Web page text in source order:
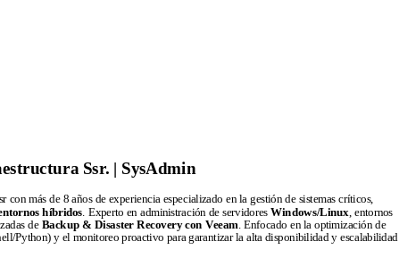
Ssr. | SysAdmin
más de 8 años de experiencia especializado en la gestión de sistemas críticos,
híbridos . Experto en administración de servidoresWindows/Linux , entornos
de Backup & Disaster Recovery con Veeam . Enfocado en la optimización de
Python) y el monitoreo proactivo para garantizar la alta disponibilidad y escalabilidad